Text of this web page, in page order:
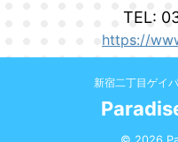
TEL:
https://
新宿二丁目ゲイ